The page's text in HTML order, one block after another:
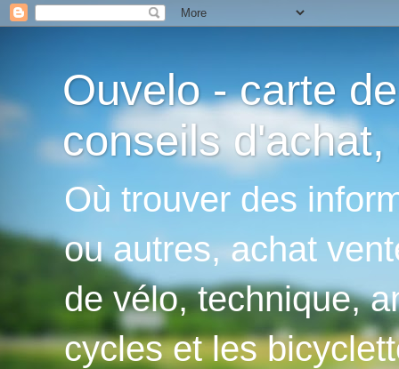
Ouvelo - carte
conseils
Où trouver des
ou autres, achat
de vélo, technique,
cycles et les